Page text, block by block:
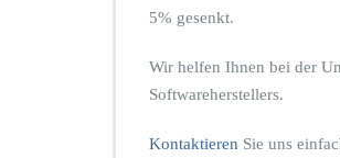
5% gesenkt.
Wir helfen Ihnen bei der
Softwareherstellers.
Kontaktieren Sie uns